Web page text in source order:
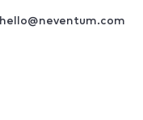
hello@neventum.com